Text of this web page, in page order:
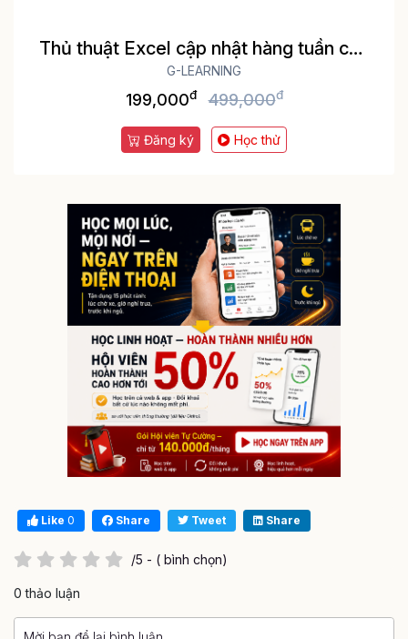
Thủ thuật Excel cập nhật hàng tuần cho
dân văn phòng
G-LEARNING
199,000đ 499,000đ
Đăng ký Học thử
Like 0 Share Tweet Share
/5 - ( bình chọn)
0 thảo luận